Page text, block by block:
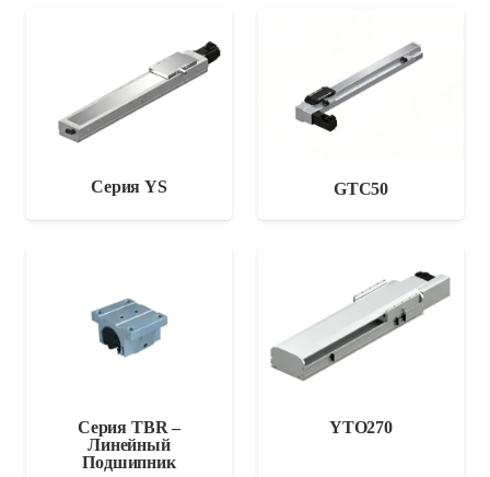
Серия YS GTC50
Серия TBR –
Линейный
Подшипник
YTO270